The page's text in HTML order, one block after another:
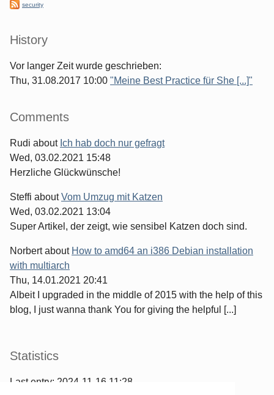
security
History
Vor langer Zeit wurde geschrieben:
Thu, 31.08.2017 10:00 "Meine Best Practice für She [...]"
Comments
Rudi about Ich hab doch nur gefragt
Wed, 03.02.2021 15:48
Herzliche Glückwünsche!
Steffi aboutVom Umzug mit Katzen
Wed, 03.02.2021 13:04
Super Artikel, der zeigt, wie sensibel Katzen doch sind.
Norbertabout How to amd64 an i386 Debian installation
with multiarch
Thu, 14.01.2021 20:41
Albeit I upgraded in the middle of 2015 with the help of this
blog, I just wanna thank You for giving the helpful [...]
Statistics
Last entry: 2024-11-16 11:28